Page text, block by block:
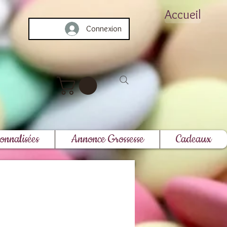
Connexion
Accueil
Annonce Grossesse Cadeaux